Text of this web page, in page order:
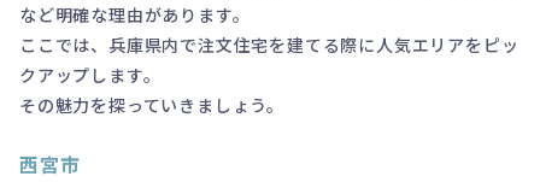
など明確な理由があります。
ここでは、兵庫県内で注文住宅を建てる際に人気エリアをピッ
クアップします。
その魅力を探っていきましょう。
西宮市